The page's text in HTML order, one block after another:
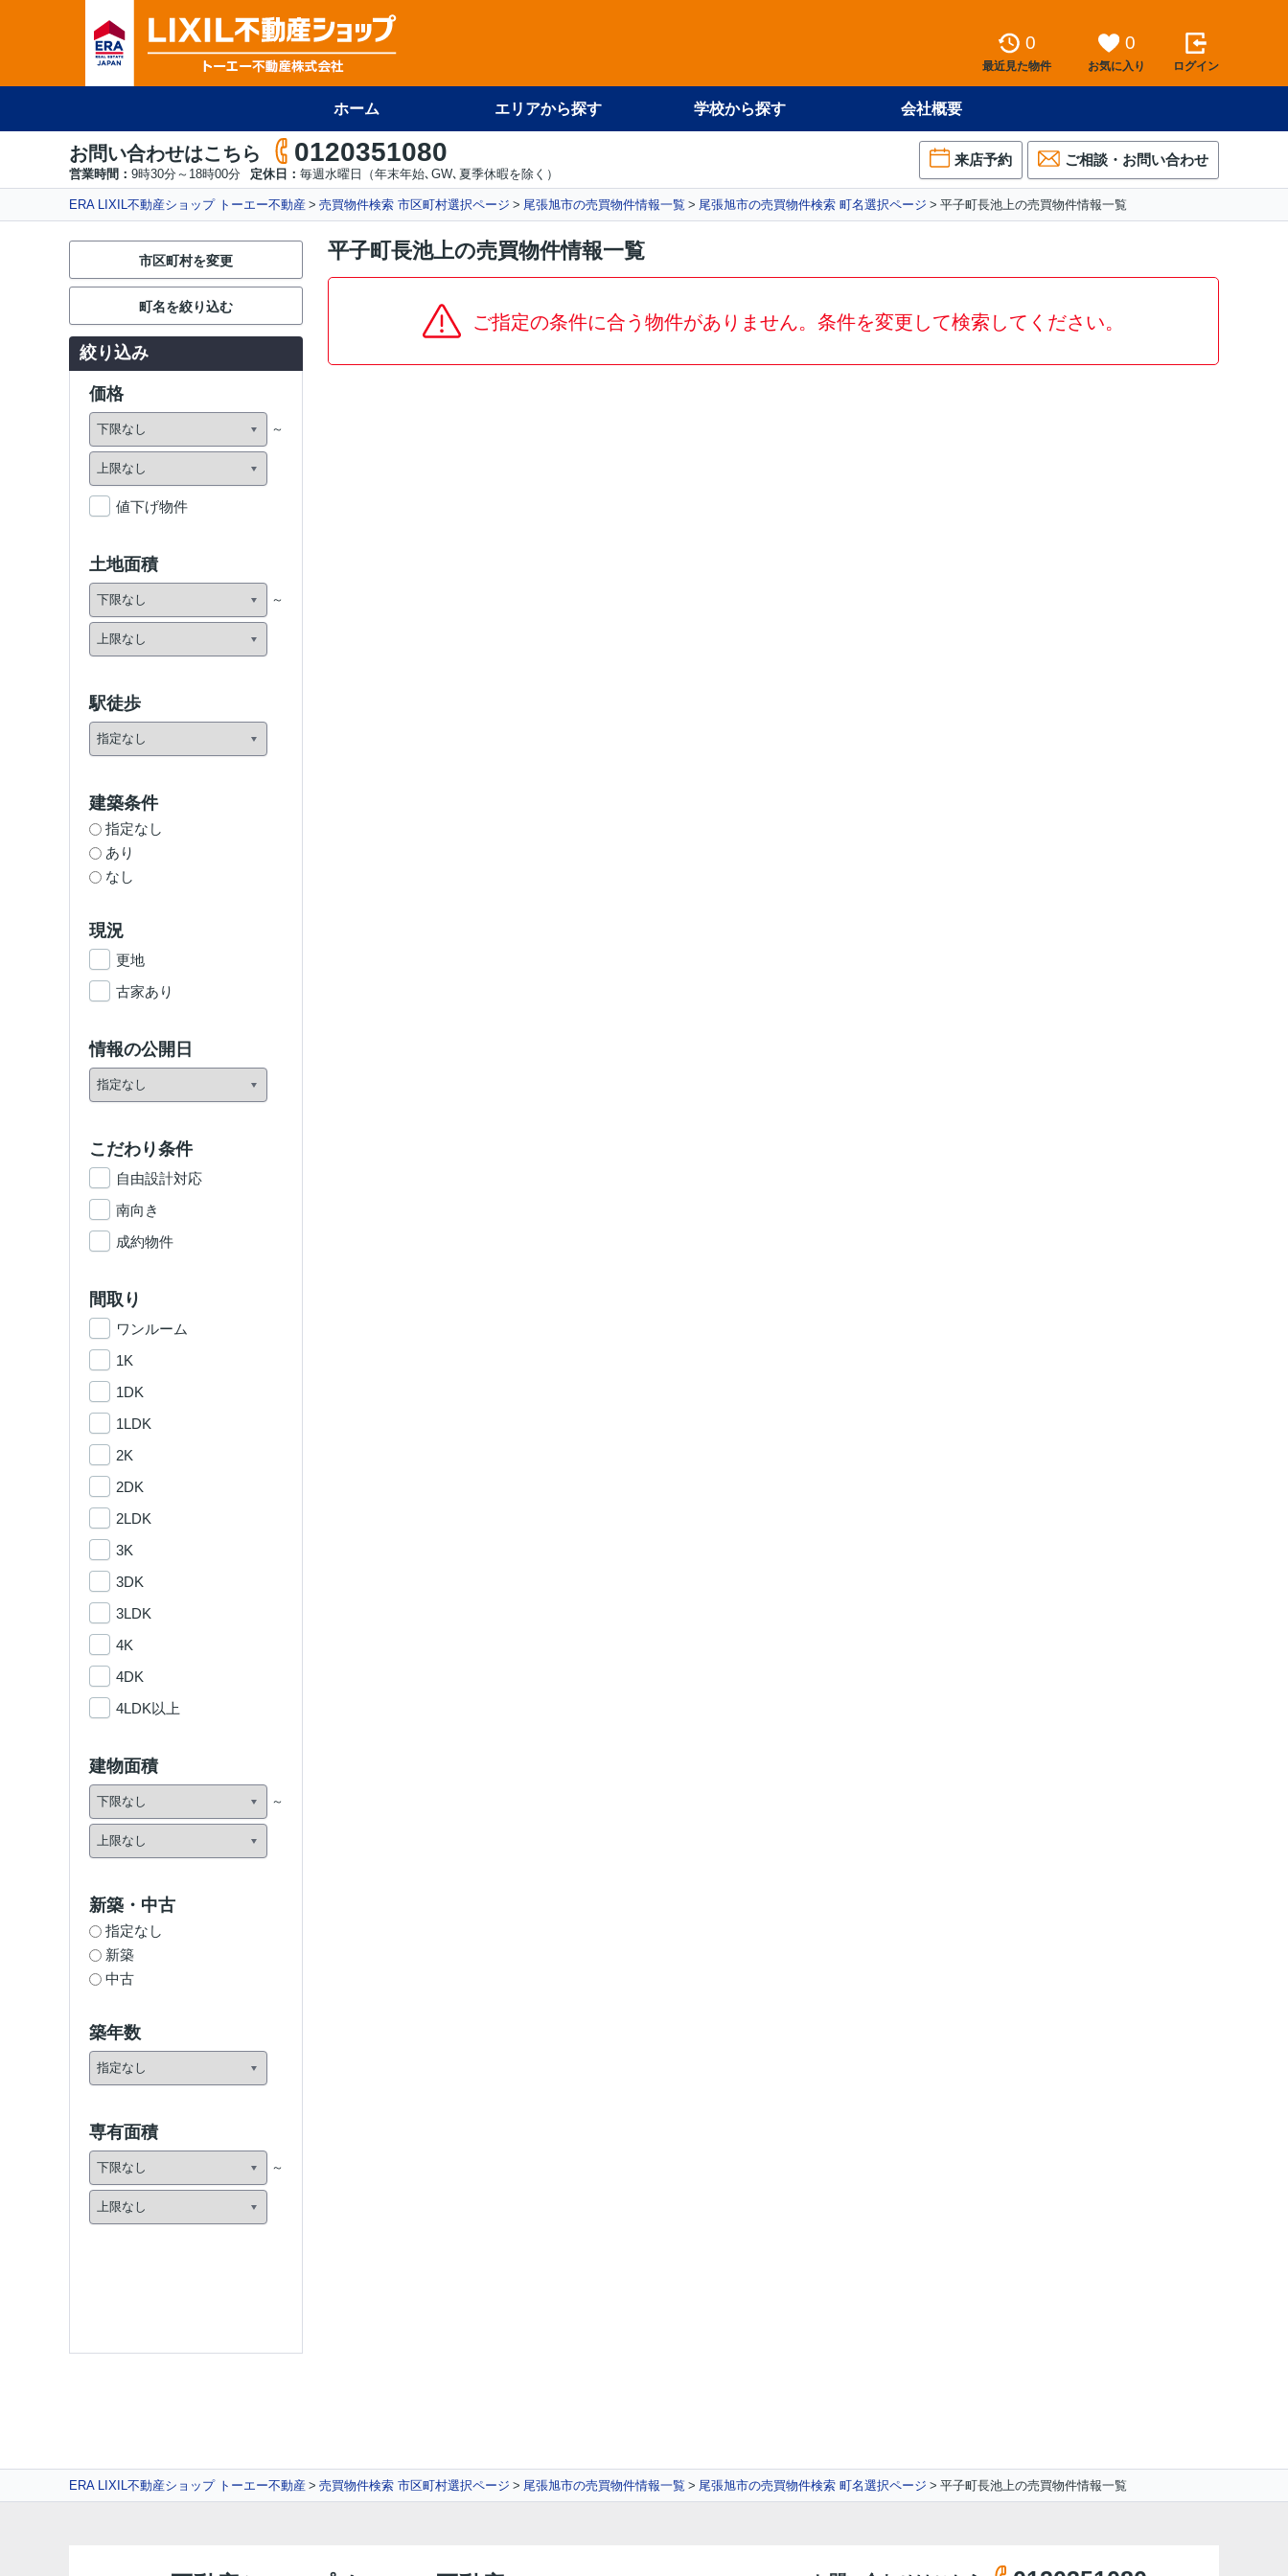
0
最近見た物件
0
お気に入り ログイン
ホーム エリアから探す 学校から探す 会社概要
お問い合わせはこちら 0120351080
営業時間： 9時30分～18時00分 定休日： 毎週水曜日（年末年始､GW､夏季休暇を除く）
来店予約 ご相談・お問い合わせ
ERA LIXIL不動産ショップ トーエー不動産 売買物件検索 市区町村選択ページ 尾張旭市の売買物件情報一覧 尾張旭市の売買物件検索 町名選択ページ 平子町長池上の売買物件情報一覧
平子町長池上の売買物件情報一覧
ご指定の条件に合う物件がありません。条件を変更して検索してください。
市区町村を変更
町名を絞り込む
絞り込み
価格
値下げ物件
土地面積
駅徒歩
建築条件
指定なし
あり
なし
現況
更地
古家あり
情報の公開日
こだわり条件
自由設計対応
南向き
成約物件
間取り
ワンルーム
1K
1DK
1LDK
2K
2DK
2LDK
3K
3DK
3LDK
4K
4DK
4LDK以上
建物面積
新築・中古
指定なし
新築
中古
築年数
専有面積
ERA LIXIL不動産ショップ トーエー不動産 売買物件検索 市区町村選択ページ 尾張旭市の売買物件情報一覧 尾張旭市の売買物件検索 町名選択ページ 平子町長池上の売買物件情報一覧